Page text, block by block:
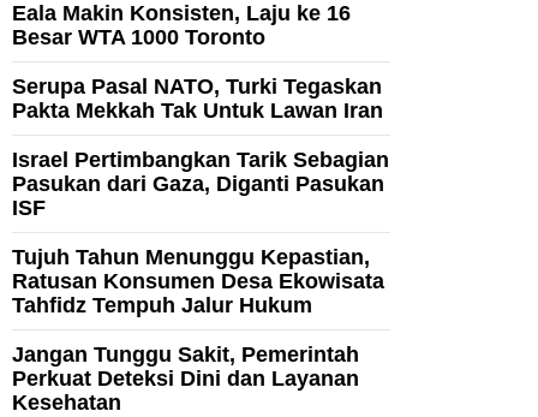
Eala Makin Konsisten, Laju ke 16
Besar WTA 1000 Toronto
Serupa Pasal NATO, Turki Tegaskan
Pakta Mekkah Tak Untuk Lawan Iran
Israel Pertimbangkan Tarik Sebagian
Pasukan dari Gaza, Diganti Pasukan
ISF
Tujuh Tahun Menunggu Kepastian,
Ratusan Konsumen Desa Ekowisata
Tahfidz Tempuh Jalur Hukum
Jangan Tunggu Sakit, Pemerintah
Perkuat Deteksi Dini dan Layanan
Kesehatan